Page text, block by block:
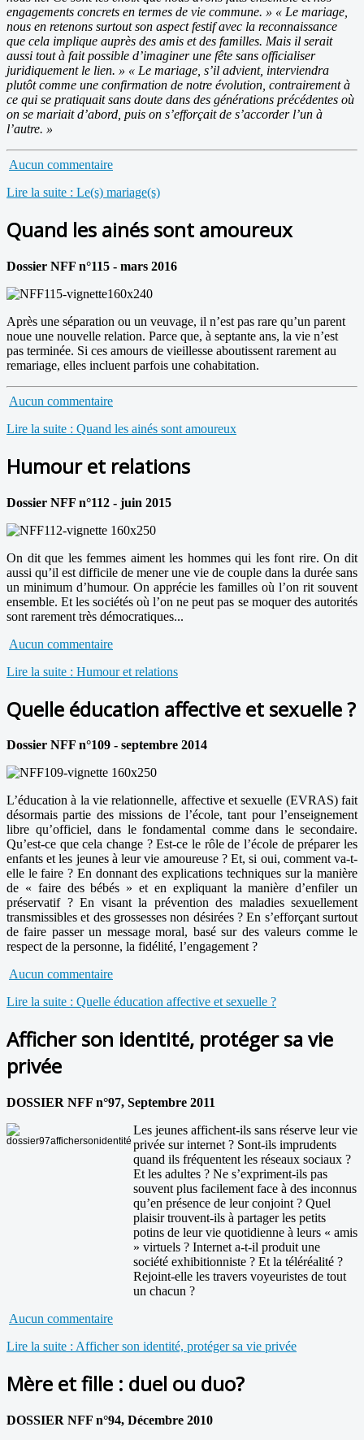
engagements concrets en termes de vie commune. » « Le mariage,
nous en retenons surtout son aspect festif avec la reconnaissance
que cela implique auprès des amis et des familles. Mais il serait
aussi tout à fait possible d’imaginer une fête sans officialiser
juridiquement le lien. » « Le mariage, s’il advient, interviendra
plutôt comme une confirmation de notre évolution, contrairement à
ce qui se pratiquait sans doute dans des générations précédentes où
on se mariait d’abord, puis on s’efforçait de s’accorder l’un à
l’autre. »
Aucun commentaire
Lire la suite : Le(s) mariage(s)
Quand les ainés sont amoureux
Dossier NFF n°115 - mars 2016
Après une séparation ou un veuvage, il n’est pas rare qu’un parent
noue une nouvelle relation. Parce que, à septante ans, la vie n’est
pas terminée. Si ces amours de vieillesse aboutissent rarement au
remariage, elles incluent parfois une cohabitation.
Aucun commentaire
Lire la suite : Quand les ainés sont amoureux
Humour et relations
Dossier NFF n°112 - juin 2015
On dit que les femmes aiment les hommes qui les font rire. On dit
aussi qu’il est difficile de mener une vie de couple dans la durée sans
un minimum d’humour. On apprécie les familles où l’on rit souvent
ensemble. Et les sociétés où l’on ne peut pas se moquer des autorités
sont rarement très démocratiques...
Aucun commentaire
Lire la suite : Humour et relations
Quelle éducation affective et sexuelle ?
Dossier NFF n°109 - septembre 2014
L’éducation à la vie relationnelle, affective et sexuelle (EVRAS) fait
désormais partie des missions de l’école, tant pour l’enseignement
libre qu’officiel, dans le fondamental comme dans le secondaire.
Qu’est-ce que cela change ? Est-ce le rôle de l’école de préparer les
enfants et les jeunes à leur vie amoureuse ? Et, si oui, comment va-t-
elle le faire ? En donnant des explications techniques sur la manière
de « faire des bébés » et en expliquant la manière d’enfiler un
préservatif ? En visant la prévention des maladies sexuellement
transmissibles et des grossesses non désirées ? En s’efforçant surtout
de faire passer un message moral, basé sur des valeurs comme le
respect de la personne, la fidélité, l’engagement ?
Aucun commentaire
Lire la suite : Quelle éducation affective et sexuelle ?
Afficher son identité, protéger sa vie
privée
DOSSIER NFF n°97, Septembre 2011
Les jeunes affichent-ils sans réserve leur vie
privée sur internet ? Sont-ils imprudents
quand ils fréquentent les réseaux sociaux ?
Et les adultes ? Ne s’expriment-ils pas
souvent plus facilement face à des inconnus
qu’en présence de leur conjoint ? Quel
plaisir trouvent-ils à partager les petits
potins de leur vie quotidienne à leurs « amis
» virtuels ? Internet a-t-il produit une
société exhibitionniste ? Et la téléréalité ?
Rejoint-elle les travers voyeuristes de tout
un chacun ?
Aucun commentaire
Lire la suite : Afficher son identité, protéger sa vie privée
Mère et fille : duel ou duo?
DOSSIER NFF n°94, Décembre 2010